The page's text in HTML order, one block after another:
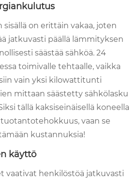
on erittäin vakaa, joten
jatkuvasti päällä lämmityksen
säästää sähköä. 24
toimivalle tehtaalle, vaikka
vain yksi kilowattitunti
mittaan säästetty sähkölasku
tällä kaksiseinäisellä koneella
vaan se
kustannuksia!
käyttö
vaativat henkilöstöä jatkuvasti